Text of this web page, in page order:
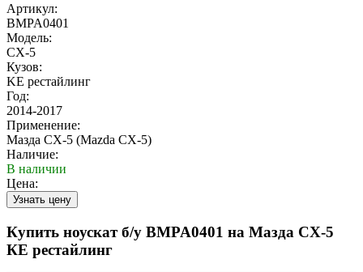
Артикул:
BMPA0401
Модель:
CX-5
Кузов:
KE рестайлинг
Год:
2014-2017
Применение:
Мазда СХ-5 (Mazda CX-5)
Наличие:
В наличии
Цена:
Купить ноускат б/у BMPA0401 на Мазда СХ-5
КЕ рестайлинг